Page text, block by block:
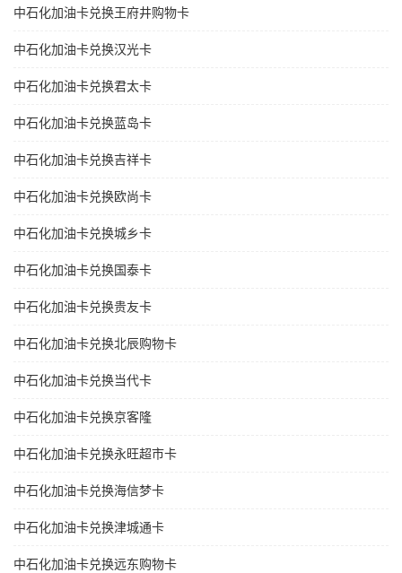
中石化加油卡兑换王府井购物卡
中石化加油卡兑换汉光卡
中石化加油卡兑换君太卡
中石化加油卡兑换蓝岛卡
中石化加油卡兑换吉祥卡
中石化加油卡兑换欧尚卡
中石化加油卡兑换城乡卡
中石化加油卡兑换国泰卡
中石化加油卡兑换贵友卡
中石化加油卡兑换北辰购物卡
中石化加油卡兑换当代卡
中石化加油卡兑换京客隆
中石化加油卡兑换永旺超市卡
中石化加油卡兑换海信梦卡
中石化加油卡兑换津城通卡
中石化加油卡兑换远东购物卡